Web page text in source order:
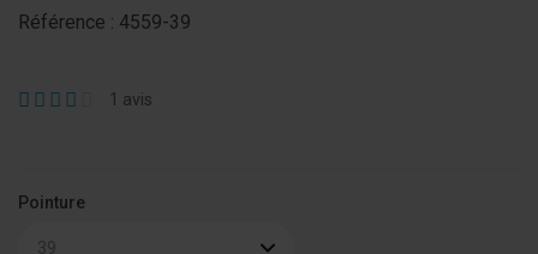
Référence : 4559-39
1 avis
Pointure
39